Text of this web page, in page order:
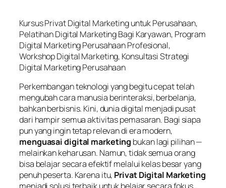
Kursus Privat Digital Marketing untuk Perusahaan,
Pelatihan Digital Marketing Bagi Karyawan, Program
Digital Marketing Perusahaan Profesional,
Workshop Digital Marketing, Konsultasi Strategi
Digital Marketing Perusahaan
Perkembangan teknologi yang begitu cepat telah
mengubah cara manusia berinteraksi, berbelanja,
bahkan berbisnis. Kini, dunia digital menjadi pusat
dari hampir semua aktivitas pemasaran. Bagi siapa
pun yang ingin tetap relevan di era modern,
menguasai digital marketing bukan lagi pilihan —
melainkan keharusan. Namun, tidak semua orang
bisa belajar secara efektif melalui kelas besar yang
penuh peserta. Karena itu, Privat Digital Marketing